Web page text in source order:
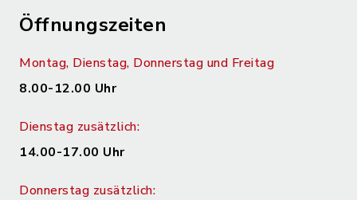
Öffnungszeiten
Montag, Dienstag, Donnerstag und Freitag
8.00-12.00 Uhr
Dienstag zusätzlich:
14.00-17.00 Uhr
Donnerstag zusätzlich: